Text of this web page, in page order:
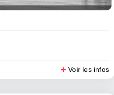
Voir les infos